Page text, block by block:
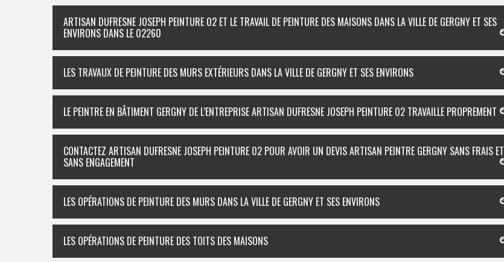
ARTISAN DUFRESNE JOSEPH PEINTURE 02 ET LE TRAVAIL DE PEINTURE DES MAISONS DANS LA VILLE DE GERGNY ET SES
ENVIRONS DANS LE 02260
LES TRAVAUX DE PEINTURE DES MURS EXTÉRIEURS DANS LA VILLE DE GERGNY ET SES ENVIRONS
LE PEINTRE EN BÂTIMENT GERGNY DE L’ENTREPRISE ARTISAN DUFRESNE JOSEPH PEINTURE 02 TRAVAILLE PROPREMENT
CONTACTEZ ARTISAN DUFRESNE JOSEPH PEINTURE 02 POUR AVOIR UN DEVIS ARTISAN PEINTRE GERGNY SANS FRAIS ET
SANS ENGAGEMENT
LES OPÉRATIONS DE PEINTURE DES MURS DANS LA VILLE DE GERGNY ET SES ENVIRONS
LES OPÉRATIONS DE PEINTURE DES TOITS DES MAISONS